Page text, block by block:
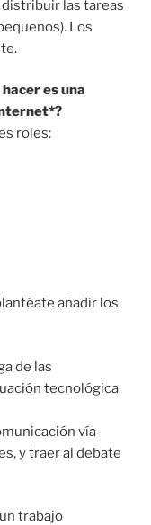
distribuir las tareas
Los
es una
roles:
añadir los
de las
tecnológica
vía
y traer al debate
trabajo